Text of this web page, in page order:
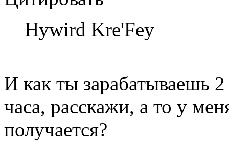
Hywird Kre'Fey
И как ты зарабатываешь
часа, расскажи, а то у
получается?